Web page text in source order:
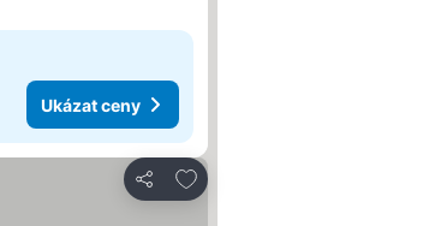
Ukázat ceny
Sdílet
Přidat na seznam